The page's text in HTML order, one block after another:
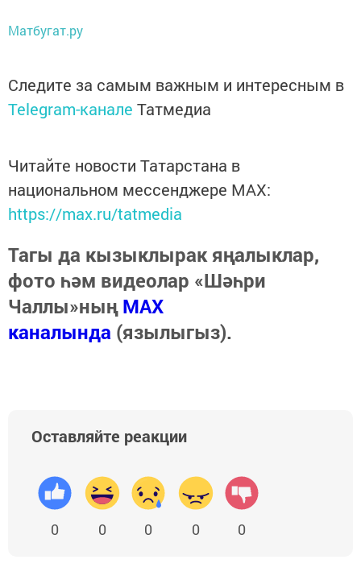
Матбугат.ру
Следите за самым важным и интересным в
Telegram-канале Татмедиа
Читайте новости Татарстана в
национальном мессенджере MАХ:
https://max.ru/tatmedia
Тагы да кызыклырак яңалыклар,
фото һәм видеолар «Шәһри
Чаллы»ныңMAX
каналында (язылыгыз).
Оставляйте реакции
0 0 0 0 0